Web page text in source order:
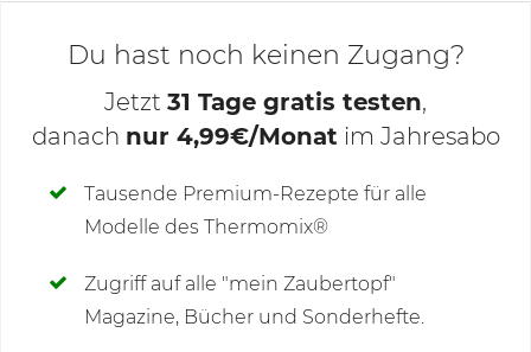
Deine Notizen
Du hast noch keinen Zugang?
Jetzt 31 Tage gratis testen,
danach nur 4,99€/Monat im Jahresabo
Tausende Premium-Rezepte für alle
Modelle des Thermomix®
Zugriff auf alle "mein Zaubertopf"
Magazine, Bücher und Sonderhefte.